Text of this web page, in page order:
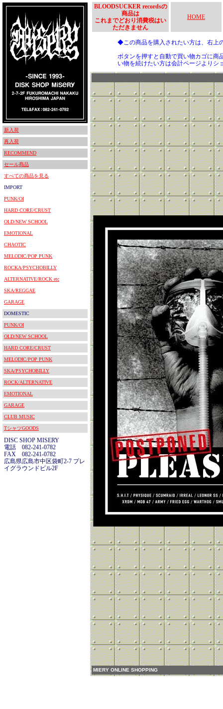
新入荷
再入荷
RECOMMEND
セール商品
すべての商品を見る
IMPORT
PUNK/OI
HARD CORE/CRUST
OLD/NEW SCHOOL
EMOTIONAL
CHAOTIC
MELODIC/POP PUNK
ROCKA/PSYCHOBILLY
ALTERNATIVE/ROCK etc
SKA/REGGAE
GARAGE
DOMESTIC
PUNK/OI
OLD/NEW SCHOOL
HARD CORE/CRUST
MELODIC/POP PUNK
SKA/PSYCHOBILLY
ROCK/ALTERNATIVE
EMOTIONAL
GARAGE
CLUB MUSIC
TシャツGOODS
DISC SHOP MISERY
電話 082-241-0782
FAX 082-241-0782
広島県広島市中区袋町2-7 プレ
イグラウンドビル2F
BLOODSUCKER recordsの
商品は
これまでどおり消費税はい
ただきません
HOME
◆この商品を購入されたい方は、右上
ボタンを押すと自動で買い物カゴに商
い物を続けたい方は会計ページよりシ
MIERY ONLINE SHOPPING